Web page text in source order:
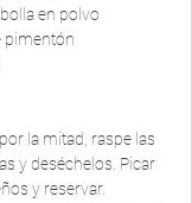
en polvo
pimentón
la mitad, raspe las
y deséchelos. Picar
y reservar.